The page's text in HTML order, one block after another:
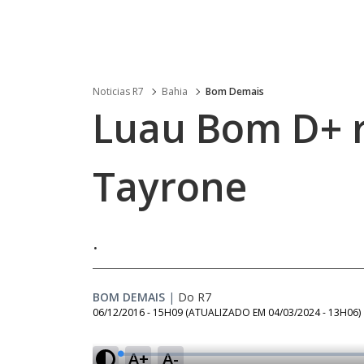
Noticias R7 Bahia Bom Demais
Luau Bom D+
Tayrone
.
BOM DEMAIS | Do R7
06/12/2016 - 15H09 (ATUALIZADO EM 04/03/2024 - 13H06)
A+ A-
L